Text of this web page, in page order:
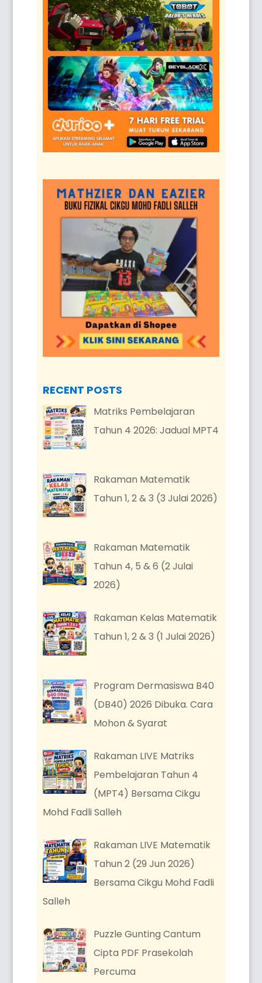
RECENT POSTS
Matriks Pembelajaran
Tahun 4 2026: Jadual MPT4
Rakaman Matematik
Tahun 1, 2 & 3 (3 Julai 2026)
Rakaman Matematik
Tahun 4, 5 & 6 (2 Julai
2026)
Rakaman Kelas Matematik
Tahun 1, 2 & 3 (1 Julai 2026)
Program Dermasiswa B40
(DB40) 2026 Dibuka. Cara
Mohon & Syarat
Rakaman LIVE Matriks
Pembelajaran Tahun 4
(MPT4) Bersama Cikgu
Mohd Fadli Salleh
Rakaman LIVE Matematik
Tahun 2 (29 Jun 2026)
Bersama Cikgu Mohd Fadli
Salleh
Puzzle Gunting Cantum
Cipta PDF Prasekolah
Percuma